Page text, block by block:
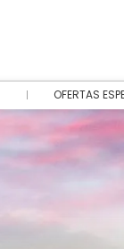
OFERTAS